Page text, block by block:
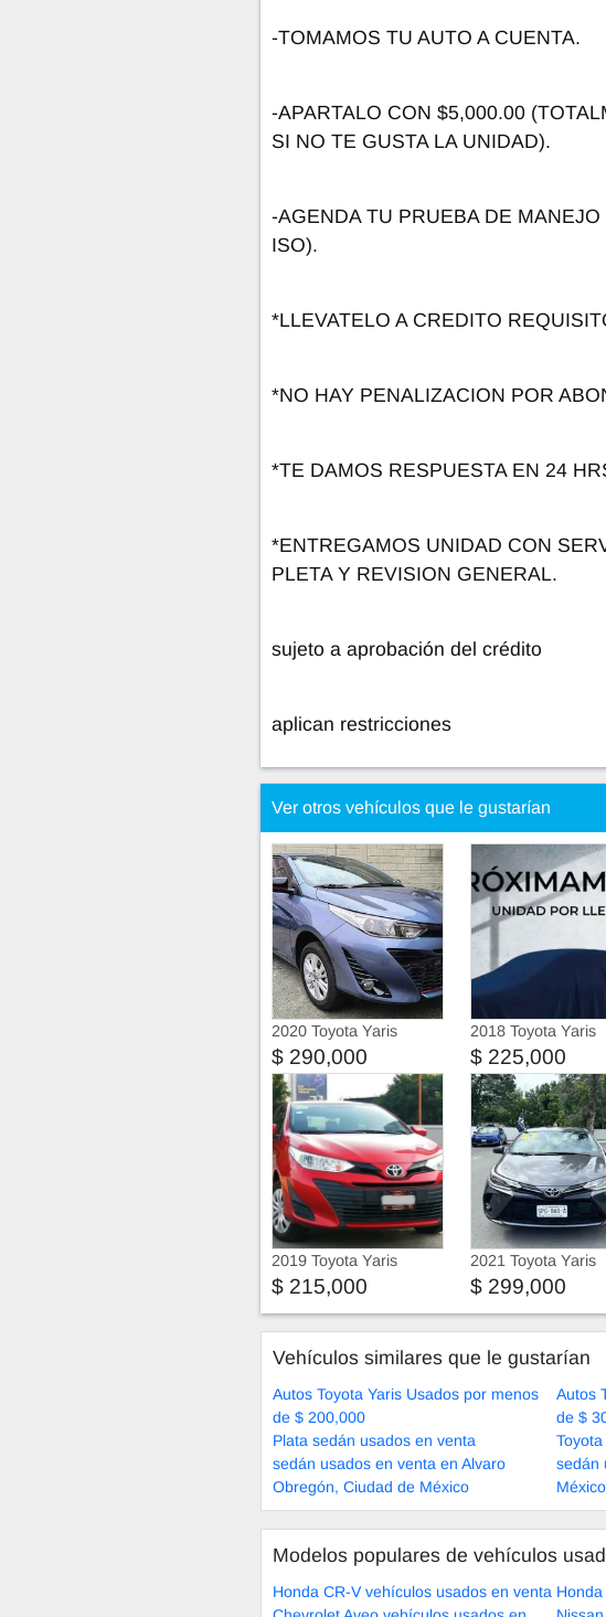
-TOMAMOS TU AUTO A CUENTA.
-APARTALO CON $5,000.00
SI NO TE GUSTA LA UNIDAD).
-AGENDA TU PRUEBA DE
ISO).
*LLEVATELO A CREDITO
*NO HAY PENALIZACION POR
*TE DAMOS RESPUESTA EN 24
*ENTREGAMOS UNIDAD CON
PLETA Y REVISION GENERAL.
sujeto a aprobación del crédito
aplican restricciones
Ver otros vehículos que le gustarían
2020 Toyota Yaris
$ 290,000
2018 Toyota Yaris
$ 225,000
2019 Toyota Yaris
$ 215,000
2021 Toyota Yaris
$ 299,000
Vehículos similares que le gustarían
Autos Toyota Yaris Usados por menos
de $ 200,000
Autos
de $
Plata sedán usados en venta
sedán usados en venta en Alvaro
Obregón, Ciudad de México
sedán
México
Modelos populares de vehículos
Honda CR-V vehículos usados en venta